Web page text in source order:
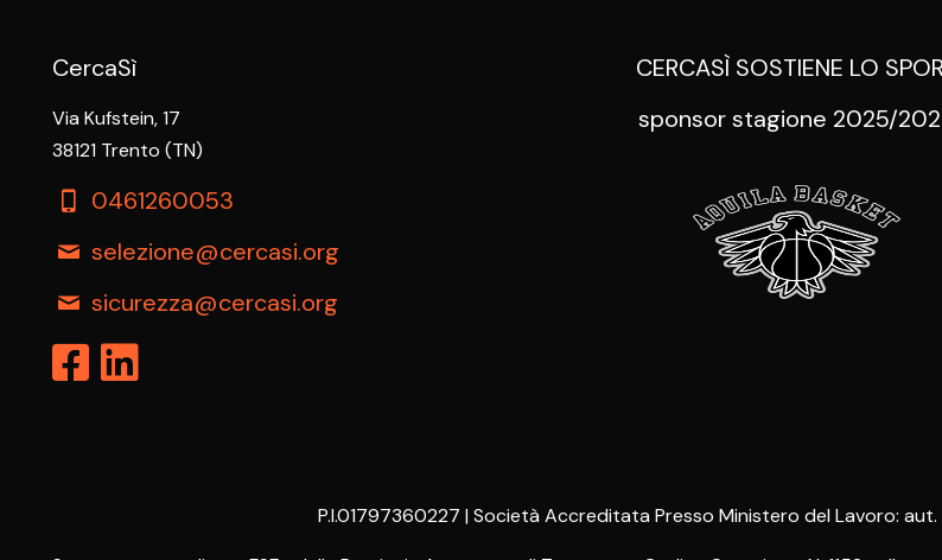
CercaSì
Via Kufstein, 17
38121 Trento (TN)
0461260053
selezione@cercasi.org
sicurezza@cercasi.org
CERCASÌ SOSTIENE LO
sponsor stagione 2025/
P.I.01797360227 | Società Accreditata Presso Ministero del Lavoro: aut.